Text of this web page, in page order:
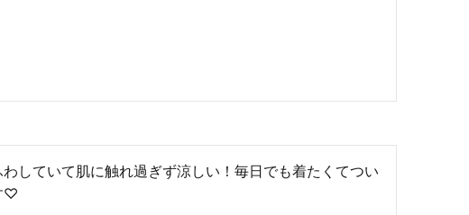
していて肌に触れ過ぎず涼しい！毎日でも着たくてつい
♡